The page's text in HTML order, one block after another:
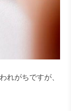
れがちですが、